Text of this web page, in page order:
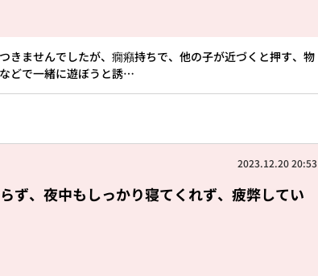
きませんでしたが、癇癪持ちで、他の子が近づくと押す、物
どで一緒に遊ぼうと誘…
2023.12.20 20:53
ず、夜中もしっかり寝てくれず、疲弊してい